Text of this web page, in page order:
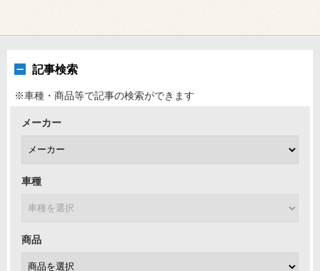
記事検索
※車種・商品等で記事の検索ができます
メーカー
車種
商品